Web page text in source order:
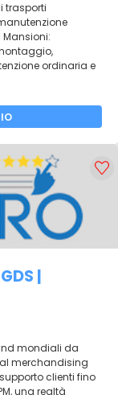
trasporti
ordinaria e
|
mondiali da
merchandising
clienti fino
una realtà